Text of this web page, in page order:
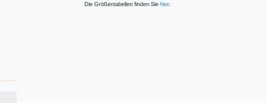
Die Größentabellen finden Sie hier.